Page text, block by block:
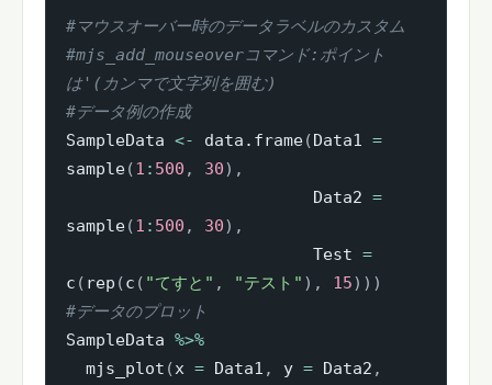
#マウスオーバー時のデータラベルのカスタム
#mjs_add_mouseoverコマンド:ポイント
は'(カンマで文字列を囲む)
#データ例の作成
SampleData <- data.frame(Data1 =
sample(1 : 500 , 30) ,
                         Data2
=
sample(1 : 500 , 30) ,
                         Test
=
c ( rep (c ( "てすと" , "テスト" ) , 15) ) )
#データのプロット
SampleData %>%
  mjs_plot
(x = Data1 , y = Data2 ,